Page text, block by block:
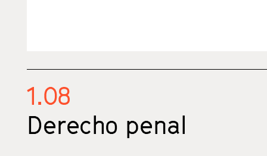
1.08
Derecho penal